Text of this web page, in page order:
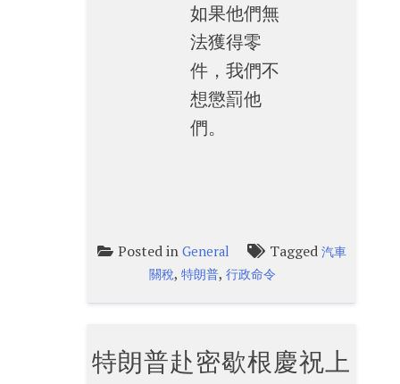
如果他們無
法獲得零
件，我們不
想懲罰他
們。
Posted in General Tagged 汽車
關稅,特朗普,行政命令
特朗普赴密歇根慶祝上